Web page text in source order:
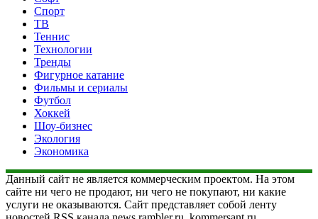
Спорт
ТВ
Теннис
Технологии
Тренды
Фигурное катание
Фильмы и сериалы
Футбол
Хоккей
Шоу-бизнес
Экология
Экономика
Данный сайт не является коммерческим проектом. На этом
сайте ни чего не продают, ни чего не покупают, ни какие
услуги не оказываются. Сайт представляет собой ленту